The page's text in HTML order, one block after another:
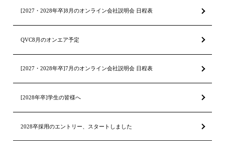
[2027・2028年卒]8月のオンライン会社説明会 日程表
QVC8月のオンエア予定
[2027・2028年卒]7月のオンライン会社説明会 日程表
[2028年卒]学生の皆様へ
2028卒採用のエントリー、スタートしました